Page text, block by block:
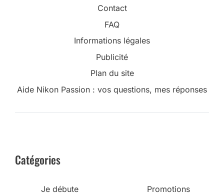
Contact
FAQ
Informations légales
Publicité
Plan du site
Aide Nikon Passion : vos questions, mes réponses
Catégories
Je débute
Promotions